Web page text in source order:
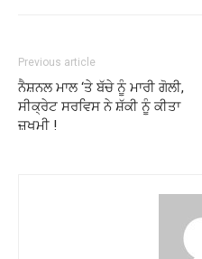
Previous article
ਨੈਸ਼ਨਲ ਮਾਲ ‘ਤੇ ਬੱਚੇ ਨੂੰ ਮਾਰੀ ਗੋਲੀ,
ਸੀਕ੍ਰੇਟ ਸਰਵਿਸ ਨੇ ਸ਼ੱਕੀ ਨੂੰ ਕੀਤਾ
ਜ਼ਖਮੀ !